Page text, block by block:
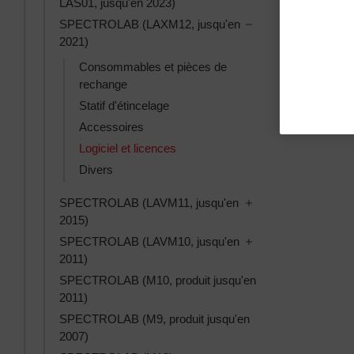
LAS01, jusqu'en 2023)
SPECTROLAB (LAXM12, jusqu'en
2021)
Toggle
Consommables et pièces de
rechange
Statif d'étincelage
Accessoires
Logiciel et licences
Divers
SPECTROLAB (LAVM11, jusqu'en
2015)
SPECTROLAB (LAVM10, jusqu'en
2011)
SPECTROLAB (M10, produit jusqu'en
2011)
SPECTROLAB (M9, produit jusqu'en
2007)